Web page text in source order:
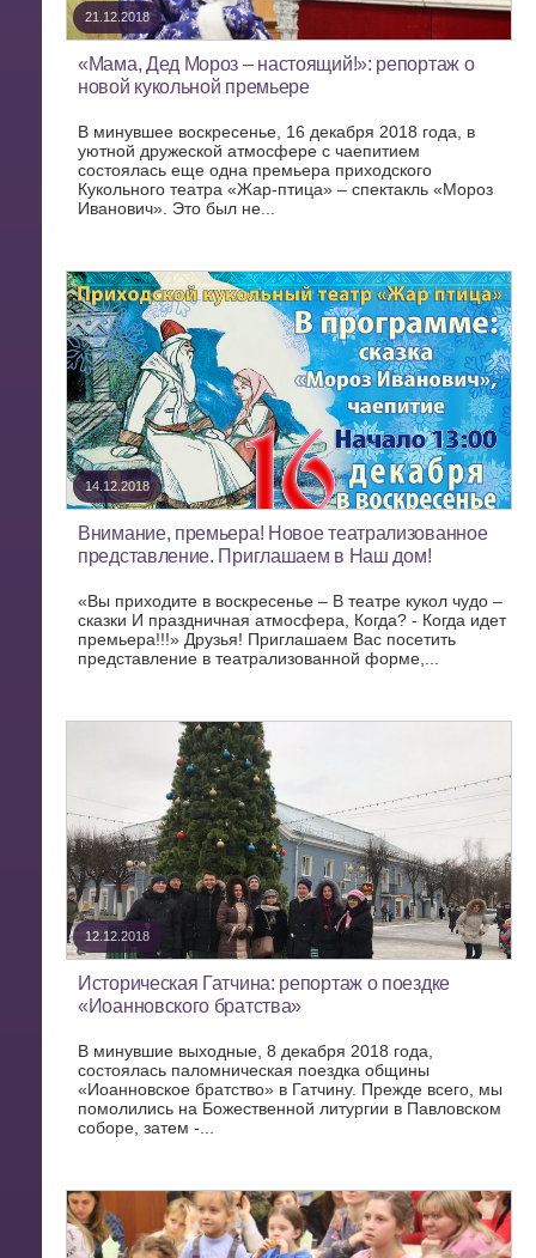
21.12.2018
«Мама, Дед Мороз – настоящий!»: репортаж о
новой кукольной премьере
В минувшее воскресенье, 16 декабря 2018 года, в
уютной дружеской атмосфере с чаепитием
состоялась еще одна премьера приходского
Кукольного театра «Жар-птица» – спектакль «Мороз
Иванович». Это был не...
14.12.2018
Внимание, премьера! Новое театрализованное
представление. Приглашаем в Наш дом!
«Вы приходите в воскресенье – В театре кукол чудо –
сказки И праздничная атмосфера, Когда? - Когда идет
премьера!!!» Друзья! Приглашаем Вас посетить
представление в театрализованной форме,...
12.12.2018
Историческая Гатчина: репортаж о поездке
«Иоанновского братства»
В минувшие выходные, 8 декабря 2018 года,
состоялась паломническая поездка общины
«Иоанновское братство» в Гатчину. Прежде всего, мы
помолились на Божественной литургии в Павловском
соборе, затем -...